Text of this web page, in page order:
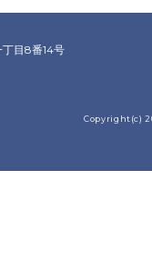
目8番14号
Copyright(c)